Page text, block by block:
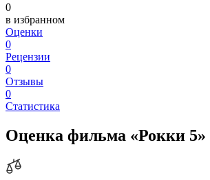
0
в избранном
Оценки
0
Рецензии
0
Отзывы
0
Статистика
Оценка фильма «Рокки 5»